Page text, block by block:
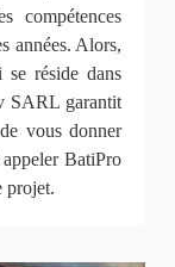
compétences
années. Alors,
réside dans
SARL garantit
vous donner
appeler BatiPro
projet.